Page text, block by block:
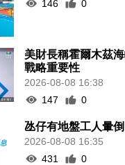
146
0
美財長稱霍爾木茲
戰略重要性
2026-08-08 16:38
147
0
氹仔有地盤工人暈
2026-08-08 16:35
431
0